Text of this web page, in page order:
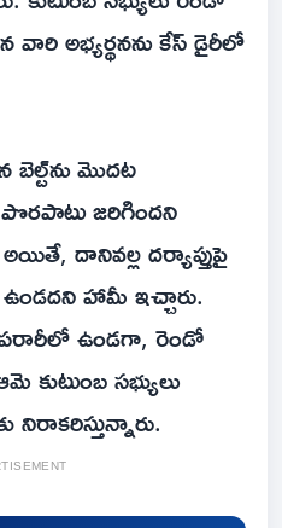
వారి అభ్యర్థనను కేస్ డైరీలో
బెల్ట్‌ను మొదట
జరిగిందని
దానివల్ల దర్యాప్తుపై
హామీ ఇచ్చారు.
పరారీలో ఉండగా, రెండో
సభ్యులు
నిరాకరిస్తున్నారు.